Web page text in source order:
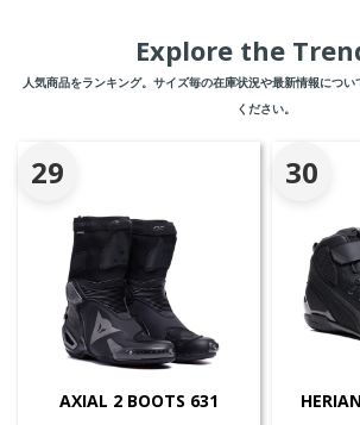
Explore the
人気商品をランキング。サイズ毎の在庫状況や最新情報につ
ください。
29
AXIAL 2 BOOTS 631
30